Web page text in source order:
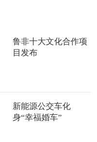
鲁非十大文化合作项
目发布
新能源公交车化
身“幸福婚车”